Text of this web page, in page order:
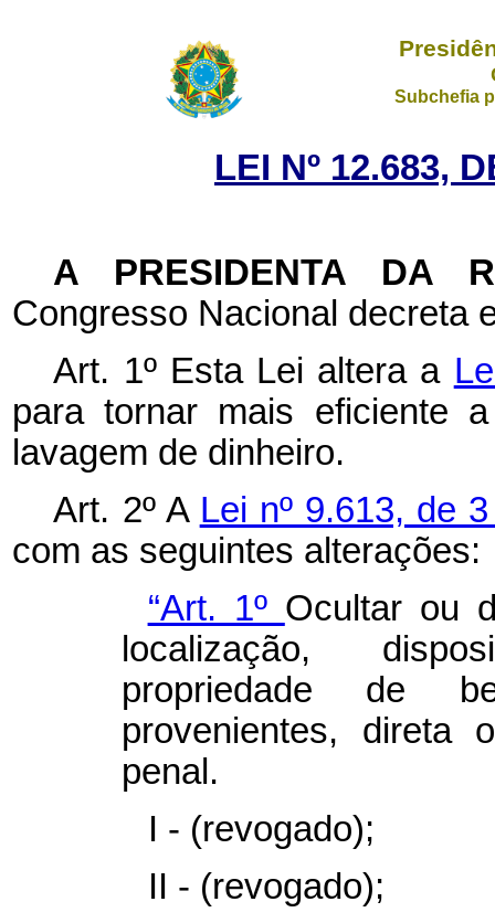
Subchefia
LEI Nº 12.683,
A PRESIDENTA DA
Congresso Nacional decreta
Art. 1º Esta Lei altera a
para tornar mais eficiente
lavagem de dinheiro.
Art. 2º A Lei nº 9.613, de
com as seguintes alterações:
“Art. 1º Ocultar ou
localização,
propriedade de
provenientes, direta
penal.
I - (revogado);
II - (revogado);